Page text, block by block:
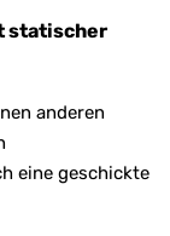
statischer
anderen
eine geschickte